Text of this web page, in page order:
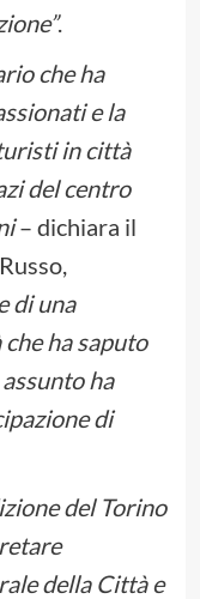
.
che ha
e la
in città
del centro
– dichiara il
di una
ha saputo
ha
di
del Torino
della Città e